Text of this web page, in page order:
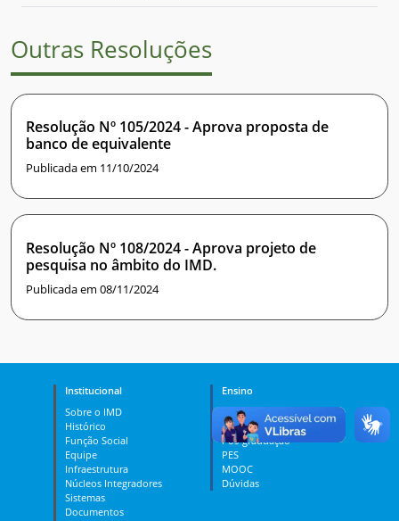
Outras Resoluções
Resolução Nº 105/2024 - Aprova proposta de
banco de equivalente
Publicada em 11/10/2024
Resolução Nº 108/2024 - Aprova projeto de
pesquisa no âmbito do IMD.
Publicada em 08/11/2024
Institucional
Sobre o IMD
Histórico
Função Social
Equipe
Infraestrutura
Núcleos Integradores
Sistemas
Documentos
Ensino
Curso Técnico
Graduação
Pós-graduação
PES
MOOC
Dúvidas